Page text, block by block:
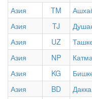
Азия
TM
Азия
TJ
Азия
UZ
Азия
NP
Азия
KG
Азия
BD Дакка